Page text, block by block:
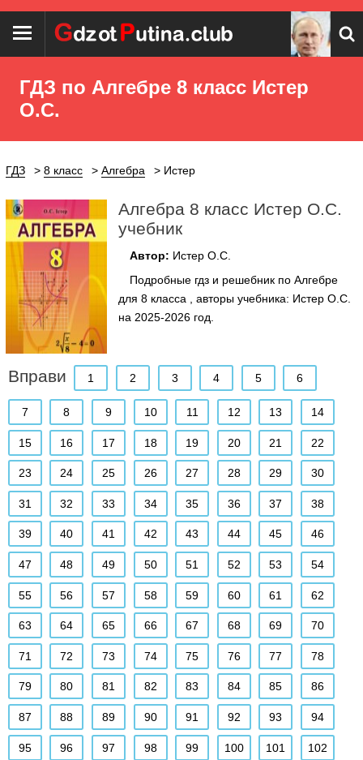
ГДЗ по Алгебре 8 класс Истер
О.С.
ГДЗ 8 класс Алгебра Истер
Алгебра 8 класс Истер О.С.
учебник
Автор: Истер О.С.
Подробные гдз и решебник по Алгебре
для 8 класса , авторы учебника: Истер О.С.
на 2025-2026 год.
Вправи 1 2 3 4 5 6
7 8 9 10 11 12 13 14
15 16 17 18 19 20 21 22
23 24 25 26 27 28 29 30
31 32 33 34 35 36 37 38
39 40 41 42 43 44 45 46
47 48 49 50 51 52 53 54
55 56 57 58 59 60 61 62
63 64 65 66 67 68 69 70
71 72 73 74 75 76 77 78
79 80 81 82 83 84 85 86
87 88 89 90 91 92 93 94
95 96 97 98 99 100 101 102